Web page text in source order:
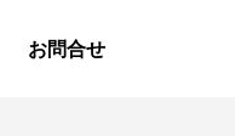
お問合せ